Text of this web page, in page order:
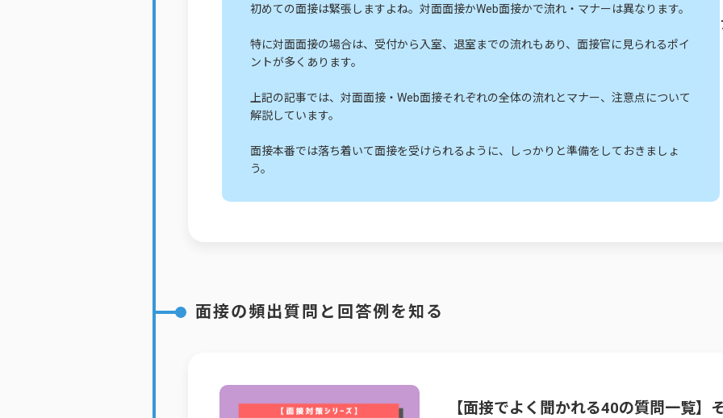
初めての面接は緊張しますよね。対面面接かWeb面接かで流れ・マナーは異なります。
特に対面面接の場合は、受付から入室、退室までの流れもあり、面接官に見られるポイ
ントが多くあります。
上記の記事では、対面面接・Web面接それぞれの全体の流れとマナー、注意点について
解説しています。
面接本番では落ち着いて面接を受けられるように、しっかりと準備をしておきましょ
う。
面接の頻出質問と回答例を知る
【面接でよく聞かれる40の質問一覧】